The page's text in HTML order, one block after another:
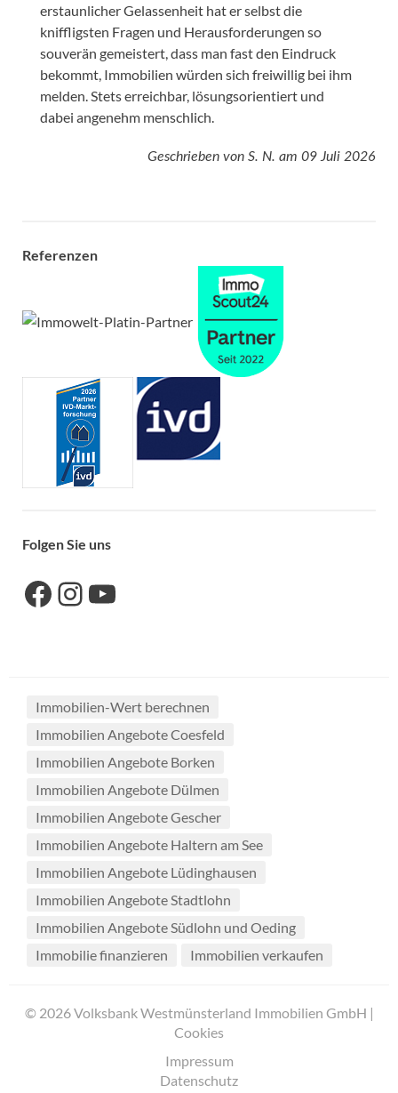
erstaunlicher Gelassenheit hat er selbst die
kniffligsten Fragen und Herausforderungen so
souverän gemeistert, dass man fast den Eindruck
bekommt, Immobilien würden sich freiwillig bei ihm
melden. Stets erreichbar, lösungsorientiert und
dabei angenehm menschlich.
Geschrieben von S. N. am 09 Juli 2026
Referenzen
Folgen Sie uns
Link zu unserer Facebook-Seite Link zu unseres Instagram-Accounts
Immobilien-Wert berechnen
Immobilien Angebote Coesfeld
Immobilien Angebote Borken
Immobilien Angebote Dülmen
Immobilien Angebote Gescher
Immobilien Angebote Haltern am See
Immobilien Angebote Lüdinghausen
Immobilien Angebote Stadtlohn
Immobilien Angebote Südlohn und Oeding
Immobilie finanzieren
Immobilien verkaufen
© 2026 Volksbank Westmünsterland Immobilien GmbH |
Cookies
Impressum
Datenschutz